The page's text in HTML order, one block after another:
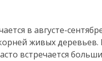
в августе-
живых деревьев.
встречается